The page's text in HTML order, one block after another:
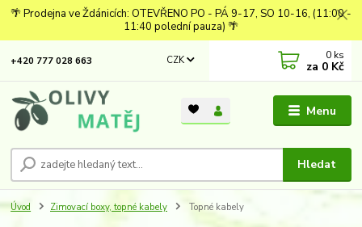
🌴 Prodejna ve Ždánicích: OTEVŘENO PO - PÁ 9-17, SO 10-16, (11:00 -
11:40 polední pauza) 🌴
Menu
CZK
Hledat
+420 777 028 663 0 ks
za 0 Kč
Úvod Zimovací boxy, topné kabely Topné kabely